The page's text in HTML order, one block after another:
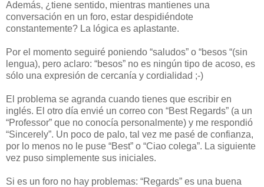
Además, ¿tiene sentido, mientras mantienes una
conversación en un foro, estar despidiéndote
constantemente? La lógica es aplastante.
Por el momento seguiré poniendo “saludos” o “besos “(sin
lengua), pero aclaro: “besos” no es ningún tipo de acoso, es
sólo una expresión de cercanía y cordialidad ;-)
El problema se agranda cuando tienes que escribir en
inglés. El otro día envié un correo con “Best Regards” (a un
“Professor” que no conocía personalmente) y me respondió
“Sincerely”. Un poco de palo, tal vez me pasé de confianza,
por lo menos no le puse “Best” o “Ciao colega”. La siguiente
vez puso simplemente sus iniciales.
Si es un foro no hay problemas: “Regards” es una buena